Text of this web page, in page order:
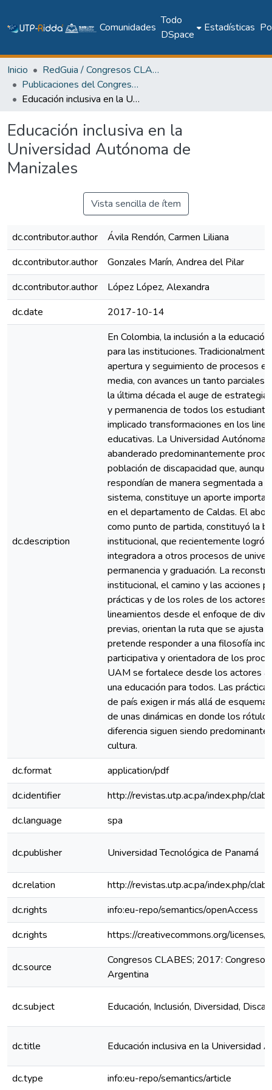
Comunidades
Todo
DSpace
Estadísticas
Inicio
RedGuia / Congresos CLABES
Publicaciones del Congreso Internacional CLABES
Educación inclusiva en la Universidad Autónoma de Manizales
Educación inclusiva en la
Universidad Autónoma de
Manizales
Vista sencilla de ítem
dc.contributor.author
Ávila Rendón, Carmen Liliana
dc.contributor.author
Gonzales Marín, Andrea del Pilar
dc.contributor.author
López López, Alexandra
dc.date
2017-10-14
dc.description
En Colombia, la inclusión a la
para las instituciones.
apertura y seguimiento de procesos
media, con avances un tanto parciales
la última década el auge de
y permanencia de todos los
implicado transformaciones en los
educativas. La Universidad
abanderado predominantemente
población de discapacidad que,
respondían de manera segmentada a
sistema, constituye un aporte
en el departamento de Caldas. El
como punto de partida, constituyó la
institucional, que recientemente logró
integradora a otros procesos de
permanencia y graduación. La
institucional, el camino y las acciones
prácticas y de los roles de los actores
lineamientos desde el enfoque de
previas, orientan la ruta que se ajusta
pretende responder a una filosofía
participativa y orientadora de los
UAM se fortalece desde los actores
una educación para todos. Las
de país exigen ir más allá de
de unas dinámicas en donde los
diferencia siguen siendo
cultura.
dc.format
application/pdf
dc.identifier
http://revistas.utp.ac.pa/index.php/
dc.language
spa
dc.publisher Universidad Tecnológica de Panamá
dc.relation
http://revistas.utp.ac.pa/index.php/
dc.rights
info:eu-repo/semantics/openAccess
dc.rights
https://creativecommons.org/
dc.source
Congresos CLABES; 2017: Congreso
Argentina
dc.subject Educación, Inclusión, Diversidad,
dc.title Educación inclusiva en la Universidad
dc.type info:eu-repo/semantics/article